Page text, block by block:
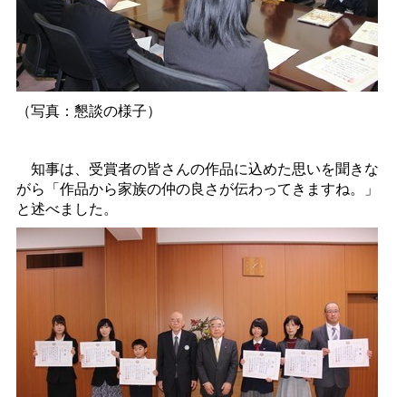
（写真：懇談の様子）
知事は、受賞者の皆さんの作品に込めた思いを聞きな
がら「作品から家族の仲の良さが伝わってきますね。」
と述べました。